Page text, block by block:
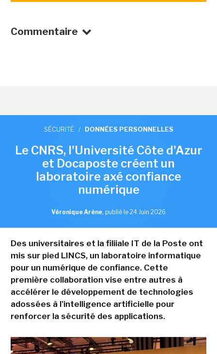
Commentaire
SÉCURITÉ / DONNÉES PERSONNELLES
Le CNRS, l'Université Côte d'Azur
et Docaposte créent un
laboratoire axé confiance
numérique
Véronique Arène, publié le 24 Juin 2026
Des universitaires et la filiiale IT de la Poste ont
mis sur pied LINCS, un laboratoire informatique
pour un numérique de confiance. Cette
première collaboration vise entre autres à
accélérer le développement de technologies
adossées à l'intelligence artificielle pour
renforcer la sécurité des applications.